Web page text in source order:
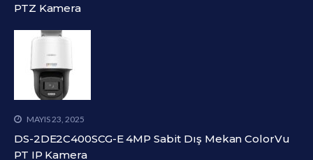
PTZ Kamera
MAYIS 23, 2025
DS-2DE2C400SCG-E 4MP Sabit Dış Mekan ColorVu
PT IP Kamera